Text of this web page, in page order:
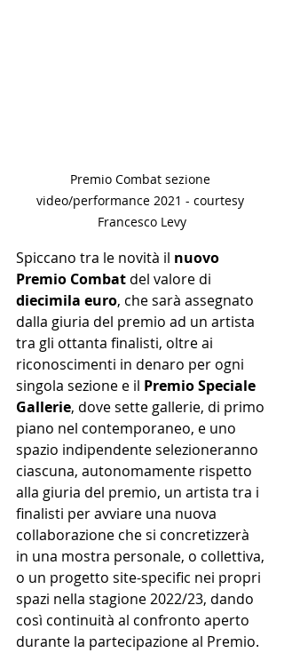
Premio Combat sezione
video/performance 2021 - courtesy
Francesco Levy
Spiccano tra le novità il nuovo
Premio Combat del valore di
diecimila euro, che sarà assegnato
dalla giuria del premio ad un artista
tra gli ottanta finalisti, oltre ai
riconoscimenti in denaro per ogni
singola sezione e il Premio Speciale
Gallerie, dove sette gallerie, di primo
piano nel contemporaneo, e uno
spazio indipendente selezioneranno
ciascuna, autonomamente rispetto
alla giuria del premio, un artista tra i
finalisti per avviare una nuova
collaborazione che si concretizzerà
in una mostra personale, o collettiva,
o un progetto site-specific nei propri
spazi nella stagione 2022/23, dando
così continuità al confronto aperto
durante la partecipazione al Premio.